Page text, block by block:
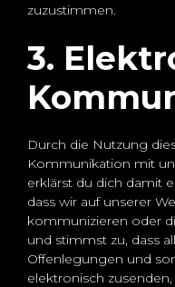
zuzustimmen.
3.
Durch die Nutzung
Kommunikation mit
erklärst du dich damit
dass wir auf unserer
kommunizieren oder
und stimmst zu, dass
Offenlegungen und
elektronisch